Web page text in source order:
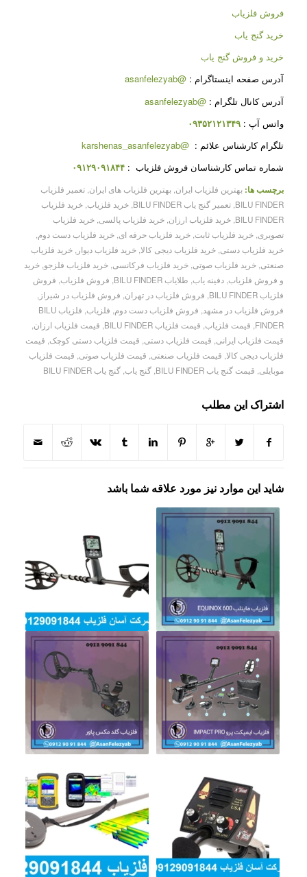
فروش فلزیاب
خرید گنج یاب
خرید و فروش گنج یاب
آدرس صفحه اینستاگرام : @asanfelezyab
آدرس کانال تلگرام : @asanfelezyab
واتس آپ : ۰۹۳۵۲۱۲۱۳۴۹
تلگرام کارشناس علائم : @karshenas_asanfelezyab
شماره تماس کارشناسان فروش فلزیاب : ۰۹۱۲۹۰۹۱۸۴۴
برچسب ها: بهترین فلزیاب ایران بهترین فلزیاب های ایران تعمیر فلزیاب
BILU FINDER تعمیر گنج یاب BILU FINDER خرید فلزیاب خرید فلزیاب
BILU FINDER خرید فلزیاب ارزان خرید فلزیاب پالسی خرید فلزیاب
تصویری خرید فلزیاب ثابت خرید فلزیاب حرفه ای خرید فلزیاب دست دوم
خرید فلزیاب دستی خرید فلزیاب دیجی کالا خرید فلزیاب دیوار
خرید فلزیاب
صنعتی خرید فلزیاب صوتی خرید فلزیاب فرکانسی خرید فلزیاب فلزجو خرید
و فروش فلزیاب دفینه یاب طلایاب BILU FINDER فروش فلزیاب فروش
فلزیاب BILU FINDER
فروش فلزیاب در تهران فروش فلزیاب در شیراز
فروش فلزیاب در مشهد فروش فلزیاب دست دوم فلزیاب
فلزیاب BILU
FINDER قیمت فلزیاب قیمت فلزیاب BILU FINDER قیمت فلزیاب ارزان
قیمت فلزیاب ایرانی قیمت فلزیاب دستی قیمت فلزیاب دستی کوچک قیمت
فلزیاب دیجی کالا قیمت فلزیاب صنعتی قیمت فلزیاب صوتی قیمت فلزیاب
موبایلی قیمت گنج یاب BILU FINDER گنج یاب گنج یاب BILU FINDER
اشتراک این مطلب
شاید این موارد نیز مورد علاقه شما باشد